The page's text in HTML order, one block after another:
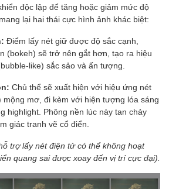
độc lập để tăng hoặc giảm mức độ
lại hai thái cực hình ảnh khác biệt:
Điểm lấy nét giữ được độ sắc cạnh,
(bokeh) sẽ trở nên gắt hơn, tạo ra hiệu
like) sắc sảo và ấn tượng.
Chủ thể sẽ xuất hiện với hiệu ứng nét
mộng mơ, đi kèm với hiện tượng lóa sáng
highlight. Phông nền lúc này tan chảy
giác tranh vẽ cổ điển.
trợ lấy nét điện tử có thể không hoạt
quang sai được xoay đến vị trí cực đại).